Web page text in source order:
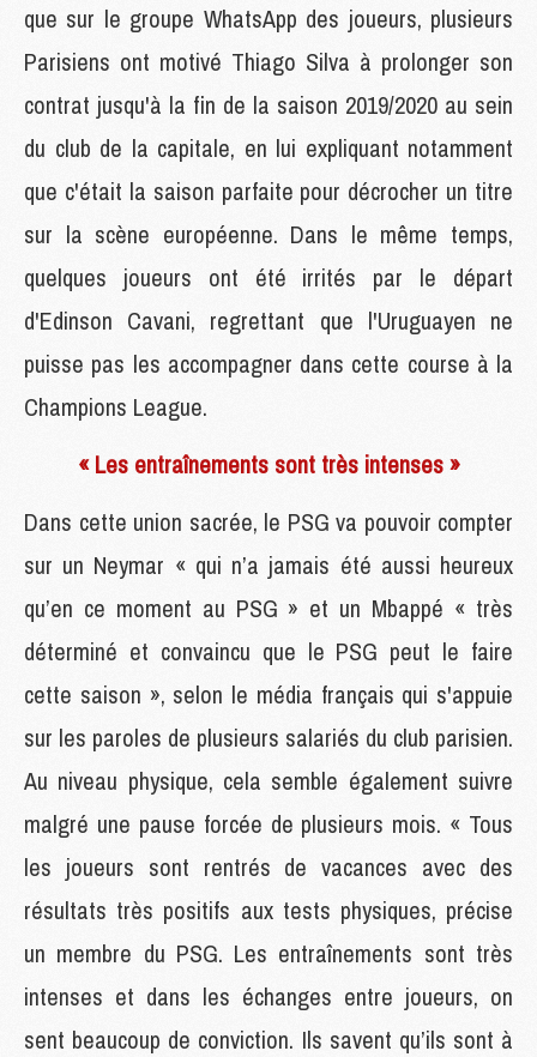
que sur le groupe WhatsApp des joueurs, plusieurs
Parisiens ont motivé Thiago Silva à prolonger son
contrat jusqu'à la fin de la saison 2019/2020 au sein
du club de la capitale, en lui expliquant notamment
que c'était la saison parfaite pour décrocher un titre
sur la scène européenne. Dans le même temps,
quelques joueurs ont été irrités par le départ
d'Edinson Cavani, regrettant que l'Uruguayen ne
puisse pas les accompagner dans cette course à la
Champions League.
« Les entraînements sont très intenses »
Dans cette union sacrée, le PSG va pouvoir compter
sur un Neymar « qui n’a jamais été aussi heureux
qu’en ce moment au PSG » et un Mbappé « très
déterminé et convaincu que le PSG peut le faire
cette saison », selon le média français qui s'appuie
sur les paroles de plusieurs salariés du club parisien.
Au niveau physique, cela semble également suivre
malgré une pause forcée de plusieurs mois. « Tous
les joueurs sont rentrés de vacances avec des
résultats très positifs aux tests physiques, précise
un membre du PSG. Les entraînements sont très
intenses et dans les échanges entre joueurs, on
sent beaucoup de conviction. Ils savent qu’ils sont à